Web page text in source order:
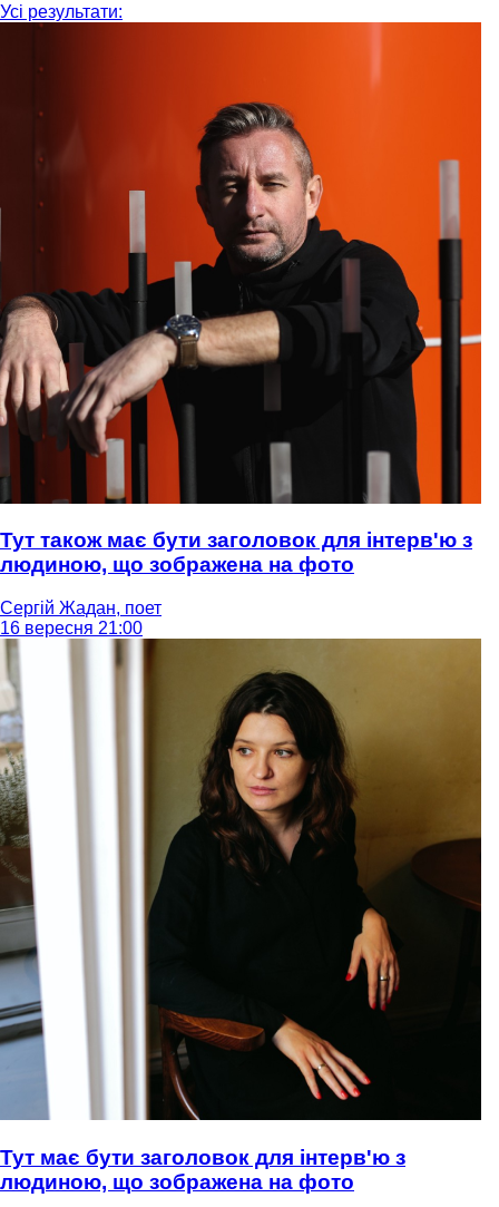
Усі результати:
Тут також має бути заголовок для інтерв'ю з
людиною, що зображена на фото
Сергій Жадан, поет
16 вересня 21:00
Тут має бути заголовок для інтерв'ю з
людиною, що зображена на фото